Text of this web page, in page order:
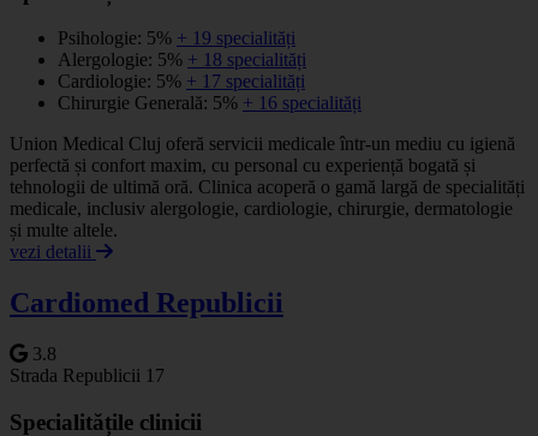
Psihologie: 5% + 19 specialități
Alergologie: 5% + 18 specialități
Cardiologie: 5% + 17 specialități
Chirurgie Generală: 5% + 16 specialități
Union Medical Cluj oferă servicii medicale într-un mediu cu igienă
perfectă și confort maxim, cu personal cu experiență bogată și
tehnologii de ultimă oră. Clinica acoperă o gamă largă de specialități
medicale, inclusiv alergologie, cardiologie, chirurgie, dermatologie
și multe altele.
vezi detalii
Cardiomed Republicii
3.8
Strada Republicii 17
Specialitățile clinicii